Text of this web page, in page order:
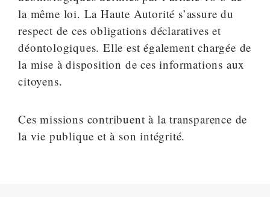
la même loi. La Haute Autorité s’assure du
respect de ces obligations déclaratives et
déontologiques. Elle est également chargée de
la mise à disposition de ces informations aux
citoyens.
Ces missions contribuent à la transparence de
la vie publique et à son intégrité.